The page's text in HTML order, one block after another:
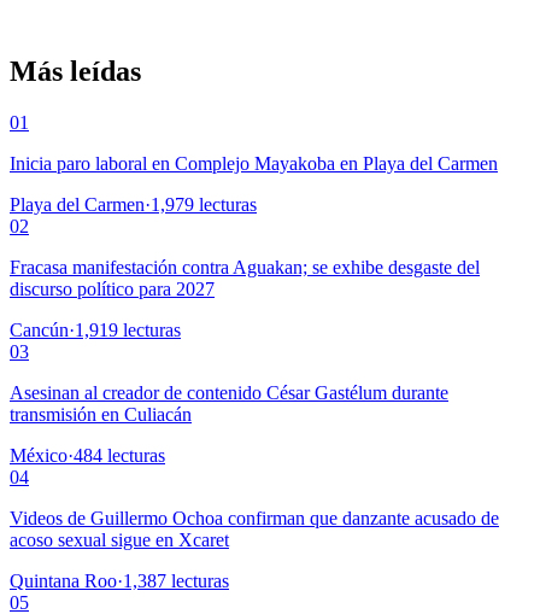
Más leídas
01
Inicia paro laboral en Complejo Mayakoba en Playa del Carmen
Playa del Carmen·1,979 lecturas
02
Fracasa manifestación contra Aguakan; se exhibe desgaste del
discurso político para 2027
Cancún·1,919 lecturas
03
Asesinan al creador de contenido César Gastélum durante
transmisión en Culiacán
México·484 lecturas
04
Videos de Guillermo Ochoa confirman que danzante acusado de
acoso sexual sigue en Xcaret
Quintana Roo·1,387 lecturas
05